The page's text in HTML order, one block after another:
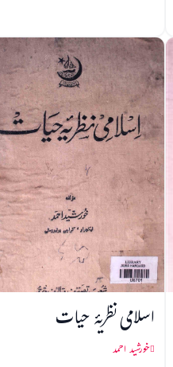
اسلامی نظریۂ حیات
خورشید احمد